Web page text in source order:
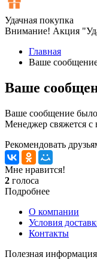
Удачная покупка
Внимание! Акция
Главная
Ваше
Ваше
Ваше сообщение
Менеджер свяжется с
Рекомендовать
Мне нравится!
2 голоса
Подробнее
О компании
Условия
Контакты
Полезная информация